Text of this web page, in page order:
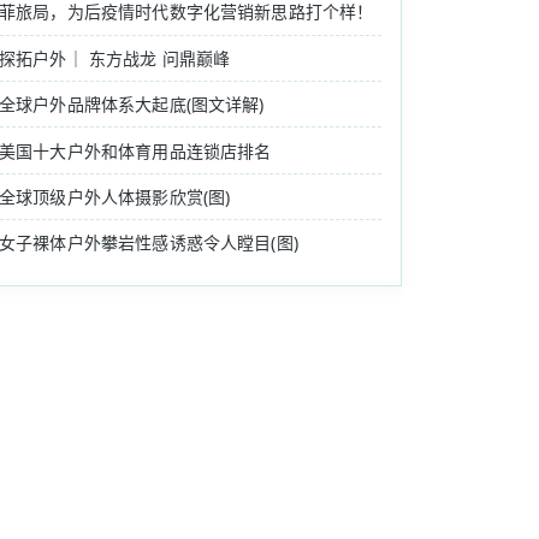
菲旅局，为后疫情时代数字化营销新思路打个样！
探拓户外｜ 东方战龙 问鼎巅峰
全球户外品牌体系大起底(图文详解)
美国十大户外和体育用品连锁店排名
全球顶级户外人体摄影欣赏(图)
女子裸体户外攀岩性感诱惑令人瞠目(图)